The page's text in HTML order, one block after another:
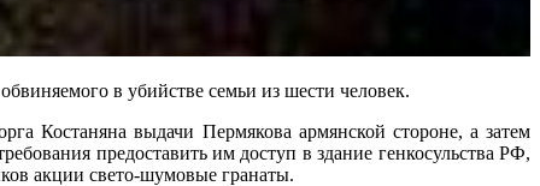
в убийстве семьи из шести человек.
Костаняна выдачи Пермякова армянской стороне, а затем
предоставить им доступ в здание генкосульства РФ,
акции свето-шумовые гранаты.